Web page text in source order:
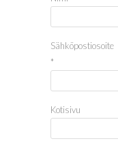
Sähköpostiosoite
*
Kotisivu